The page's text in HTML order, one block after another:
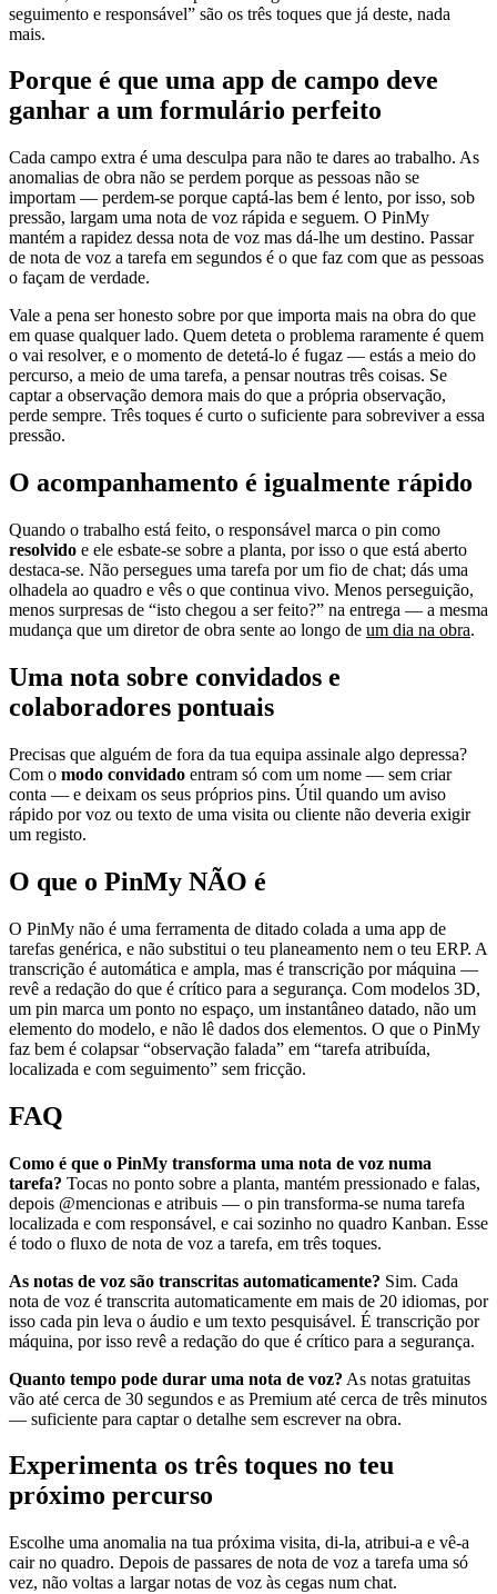
seguimento e responsável” são os três toques que já deste, nada
mais.
Porque é que uma app de campo deve
ganhar a um formulário perfeito
Cada campo extra é uma desculpa para não te dares ao trabalho. As
anomalias de obra não se perdem porque as pessoas não se
importam — perdem-se porque captá-las bem é lento, por isso, sob
pressão, largam uma nota de voz rápida e seguem. O PinMy
mantém a rapidez dessa nota de voz mas dá-lhe um destino. Passar
de nota de voz a tarefa em segundos é o que faz com que as pessoas
o façam de verdade.
Vale a pena ser honesto sobre por que importa mais na obra do que
em quase qualquer lado. Quem deteta o problema raramente é quem
o vai resolver, e o momento de detetá-lo é fugaz — estás a meio do
percurso, a meio de uma tarefa, a pensar noutras três coisas. Se
captar a observação demora mais do que a própria observação,
perde sempre. Três toques é curto o suficiente para sobreviver a essa
pressão.
O acompanhamento é igualmente rápido
Quando o trabalho está feito, o responsável marca o pin como
resolvido e ele esbate-se sobre a planta, por isso o que está aberto
destaca-se. Não persegues uma tarefa por um fio de chat; dás uma
olhadela ao quadro e vês o que continua vivo. Menos perseguição,
menos surpresas de “isto chegou a ser feito?” na entrega — a mesma
mudança que um diretor de obra sente ao longo de um dia na obra.
Uma nota sobre convidados e
colaboradores pontuais
Precisas que alguém de fora da tua equipa assinale algo depressa?
Com o modo convidado entram só com um nome — sem criar
conta — e deixam os seus próprios pins. Útil quando um aviso
rápido por voz ou texto de uma visita ou cliente não deveria exigir
um registo.
O que o PinMy NÃO é
O PinMy não é uma ferramenta de ditado colada a uma app de
tarefas genérica, e não substitui o teu planeamento nem o teu ERP. A
transcrição é automática e ampla, mas é transcrição por máquina —
revê a redação do que é crítico para a segurança. Com modelos 3D,
um pin marca um ponto no espaço, um instantâneo datado, não um
elemento do modelo, e não lê dados dos elementos. O que o PinMy
faz bem é colapsar “observação falada” em “tarefa atribuída,
localizada e com seguimento” sem fricção.
FAQ
Como é que o PinMy transforma uma nota de voz numa
tarefa? Tocas no ponto sobre a planta, mantém pressionado e falas,
depois @mencionas e atribuis — o pin transforma-se numa tarefa
localizada e com responsável, e cai sozinho no quadro Kanban. Esse
é todo o fluxo de nota de voz a tarefa, em três toques.
As notas de voz são transcritas automaticamente? Sim. Cada
nota de voz é transcrita automaticamente em mais de 20 idiomas, por
isso cada pin leva o áudio e um texto pesquisável. É transcrição por
máquina, por isso revê a redação do que é crítico para a segurança.
Quanto tempo pode durar uma nota de voz? As notas gratuitas
vão até cerca de 30 segundos e as Premium até cerca de três minutos
— suficiente para captar o detalhe sem escrever na obra.
Experimenta os três toques no teu
próximo percurso
Escolhe uma anomalia na tua próxima visita, di-la, atribui-a e vê-a
cair no quadro. Depois de passares de nota de voz a tarefa uma só
vez, não voltas a largar notas de voz às cegas num chat.